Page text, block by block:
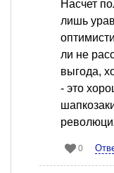
Насчет
лишь
ли не
выгода,
- это
0